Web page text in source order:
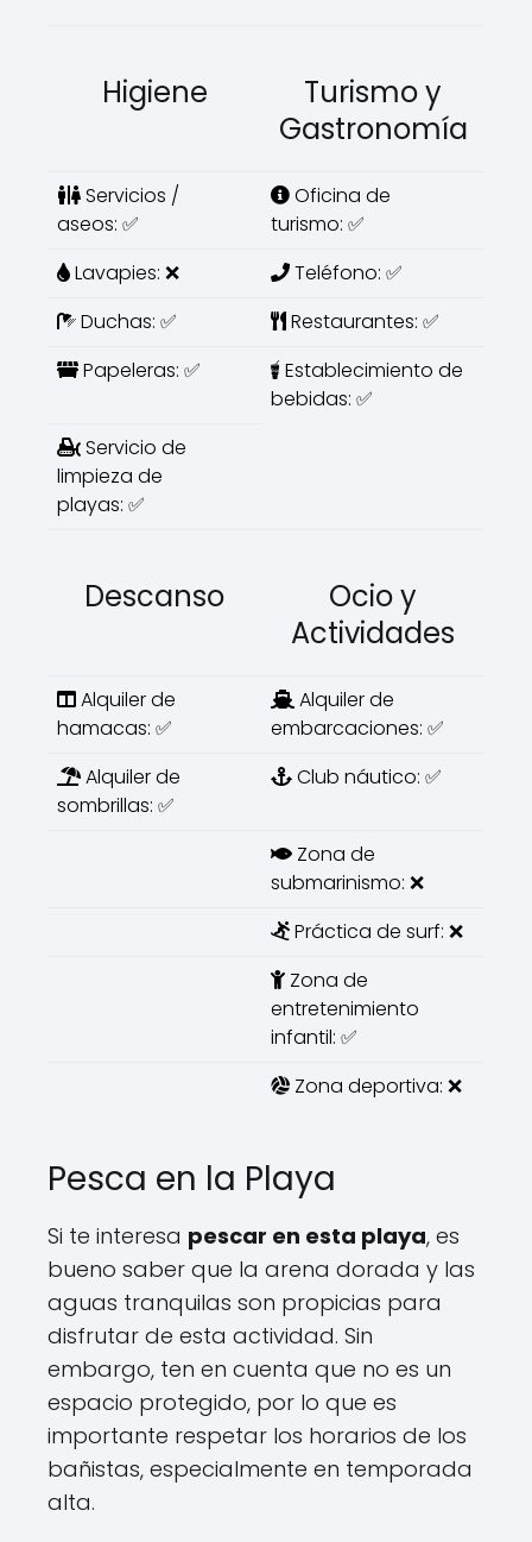
Higiene
Turismo y
Gastronomía
Servicios /
aseos: ✅
Oficina de
turismo: ✅
Lavapies: ❌
Teléfono: ✅
Duchas: ✅
Restaurantes: ✅
Papeleras: ✅
Establecimiento de
bebidas: ✅
Servicio de
limpieza de
playas: ✅
Descanso
Ocio y
Actividades
Alquiler de
hamacas: ✅
Alquiler de
embarcaciones: ✅
Alquiler de
sombrillas: ✅
Club náutico: ✅
Zona de
submarinismo: ❌
Práctica de surf: ❌
Zona de
entretenimiento
infantil: ✅
Zona deportiva: ❌
Pesca en la Playa
Si te interesa pescar en esta playa, es
bueno saber que la arena dorada y las
aguas tranquilas son propicias para
disfrutar de esta actividad. Sin
embargo, ten en cuenta que no es un
espacio protegido, por lo que es
importante respetar los horarios de los
bañistas, especialmente en temporada
alta.